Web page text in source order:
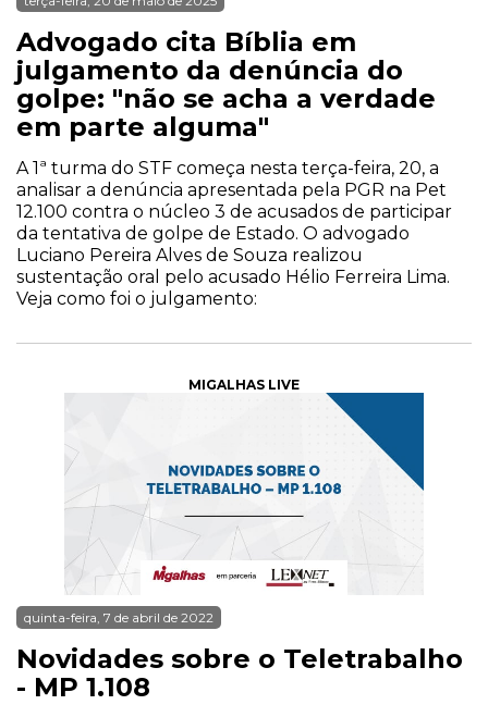
Advogado cita Bíblia em
julgamento da denúncia do
golpe: "não se acha a verdade
em parte alguma"
A 1ª turma do STF começa nesta terça-feira, 20, a
analisar a denúncia apresentada pela PGR na Pet
12.100 contra o núcleo 3 de acusados de participar
da tentativa de golpe de Estado. O advogado
Luciano Pereira Alves de Souza realizou
sustentação oral pelo acusado Hélio Ferreira Lima.
Veja como foi o julgamento:
MIGALHAS LIVE
quinta-feira, 7 de abril de 2022
Novidades sobre o Teletrabalho
- MP 1.108